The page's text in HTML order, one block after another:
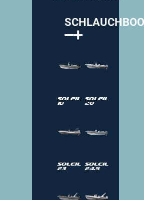
Soleil
18
Soleil
20
Soleil
23
Soleil
24.5